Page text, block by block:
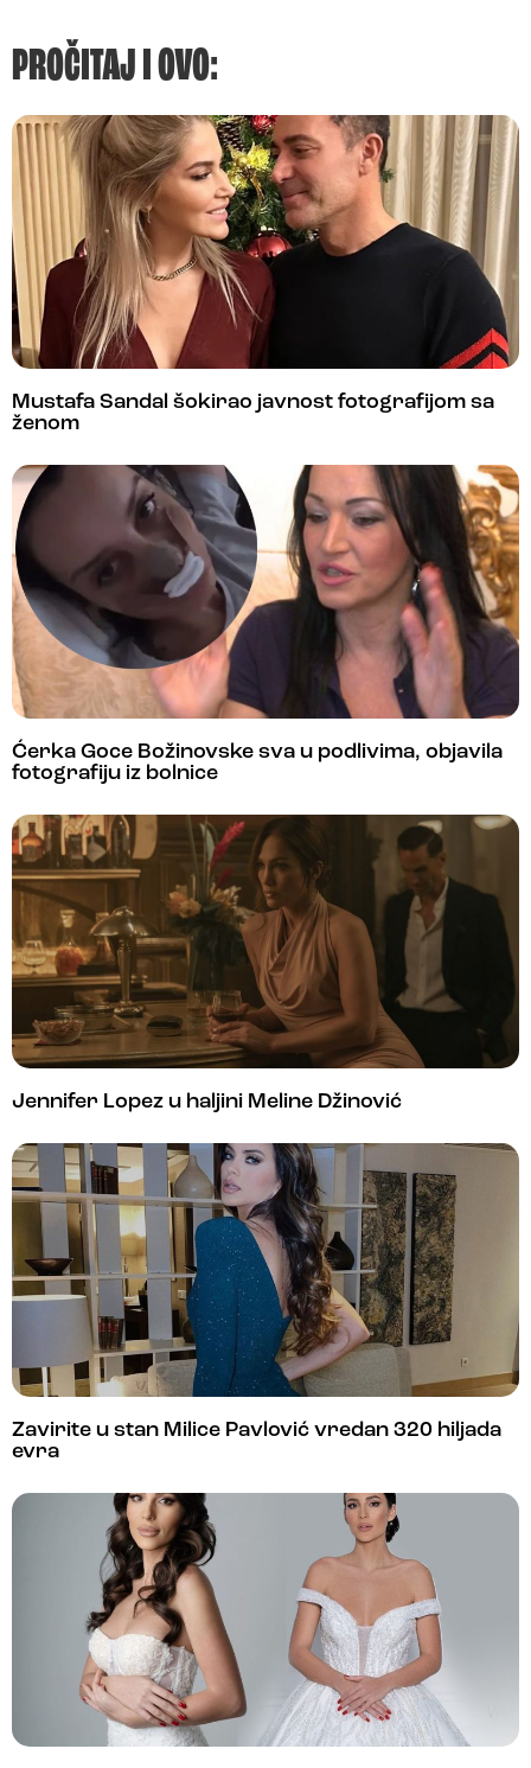
PROČITAJ I OVO:
Mustafa Sandal šokirao javnost fotografijom sa
ženom
Ćerka Goce Božinovske sva u podlivima, objavila
fotografiju iz bolnice
Jennifer Lopez u haljini Meline Džinović
Zavirite u stan Milice Pavlović vredan 320 hiljada
evra